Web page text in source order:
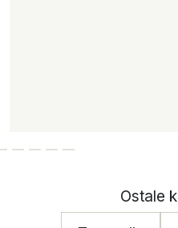
Ostale